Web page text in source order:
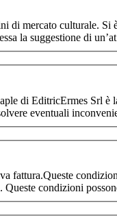
...ipografici,
la suggestione di
eventuali
fattura.Queste
condizioni